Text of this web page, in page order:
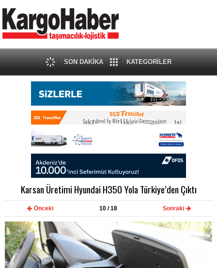
SON DAKİKA KATEGORİLER
Karsan Üretimi Hyundai H350 Yola Türkiye’den Çıktı
Önceki 10 / 18 Sonraki